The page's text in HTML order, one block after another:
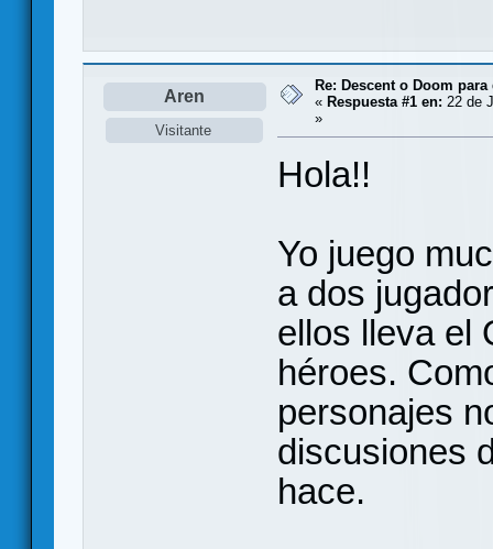
Aren
Visitante
Re: Descent o Doom
« Respuesta #1 en: 22 de
»
Hola!!
Yo juego
a dos
ellos lleva el
héroes.
personajes
discusiones
hace.